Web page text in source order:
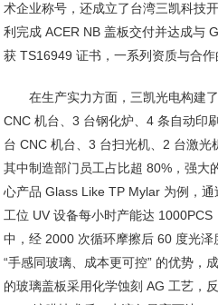
术企业称号，还成立了台湾三凯科技
利完成 ACER NB 盖板交付并达成与
获 TS16949 证书，一系列资质与合
在生产实力方面，三凯光电构建
CNC 机台、3 台钢化炉、4 条自动印
台 CNC 机台、3 台扫光机、2 台激光
其中制造部门员工占比超 80%，强大
心产品 Glass Like TP Mylar 为例，
工位 UV 设备每小时产能达
中，经 2000 次循环摩擦后 60 度光
“手感同玻璃、成本更可控” 的优势，
的玻璃盖板采用化学蚀刻 AG 工艺，